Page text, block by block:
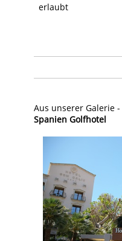
erlaubt
Aus unserer Galerie -
Spanien Golfhotel